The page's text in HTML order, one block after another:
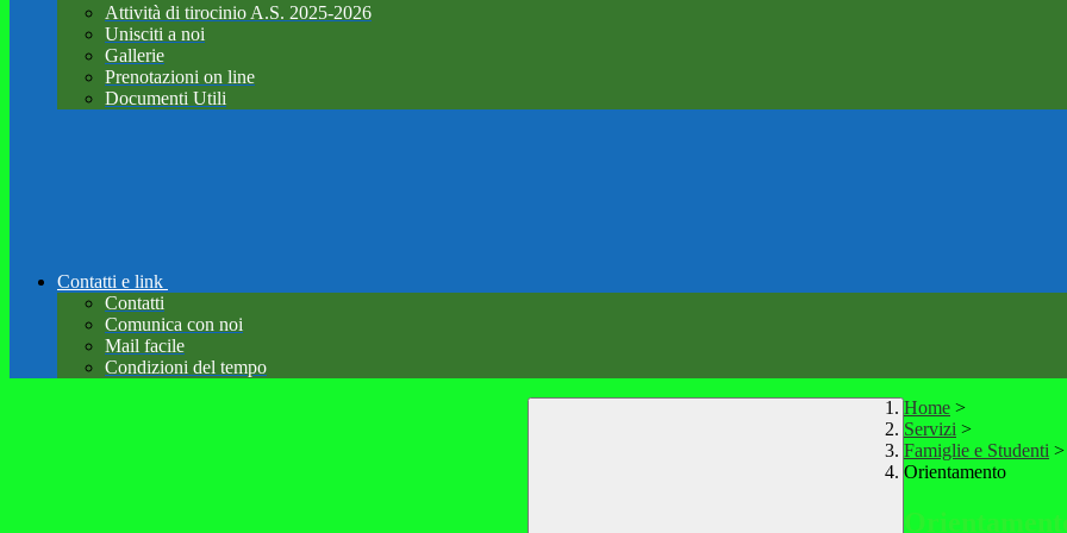
Attività di tirocinio A.S. 2025-2026
Unisciti a noi
Gallerie
Prenotazioni on line
Documenti Utili
Contatti e link
Contatti
Comunica con noi
Mail facile
Condizioni del tempo
Home >
Servizi >
Famiglie e Studenti >
Orientamento